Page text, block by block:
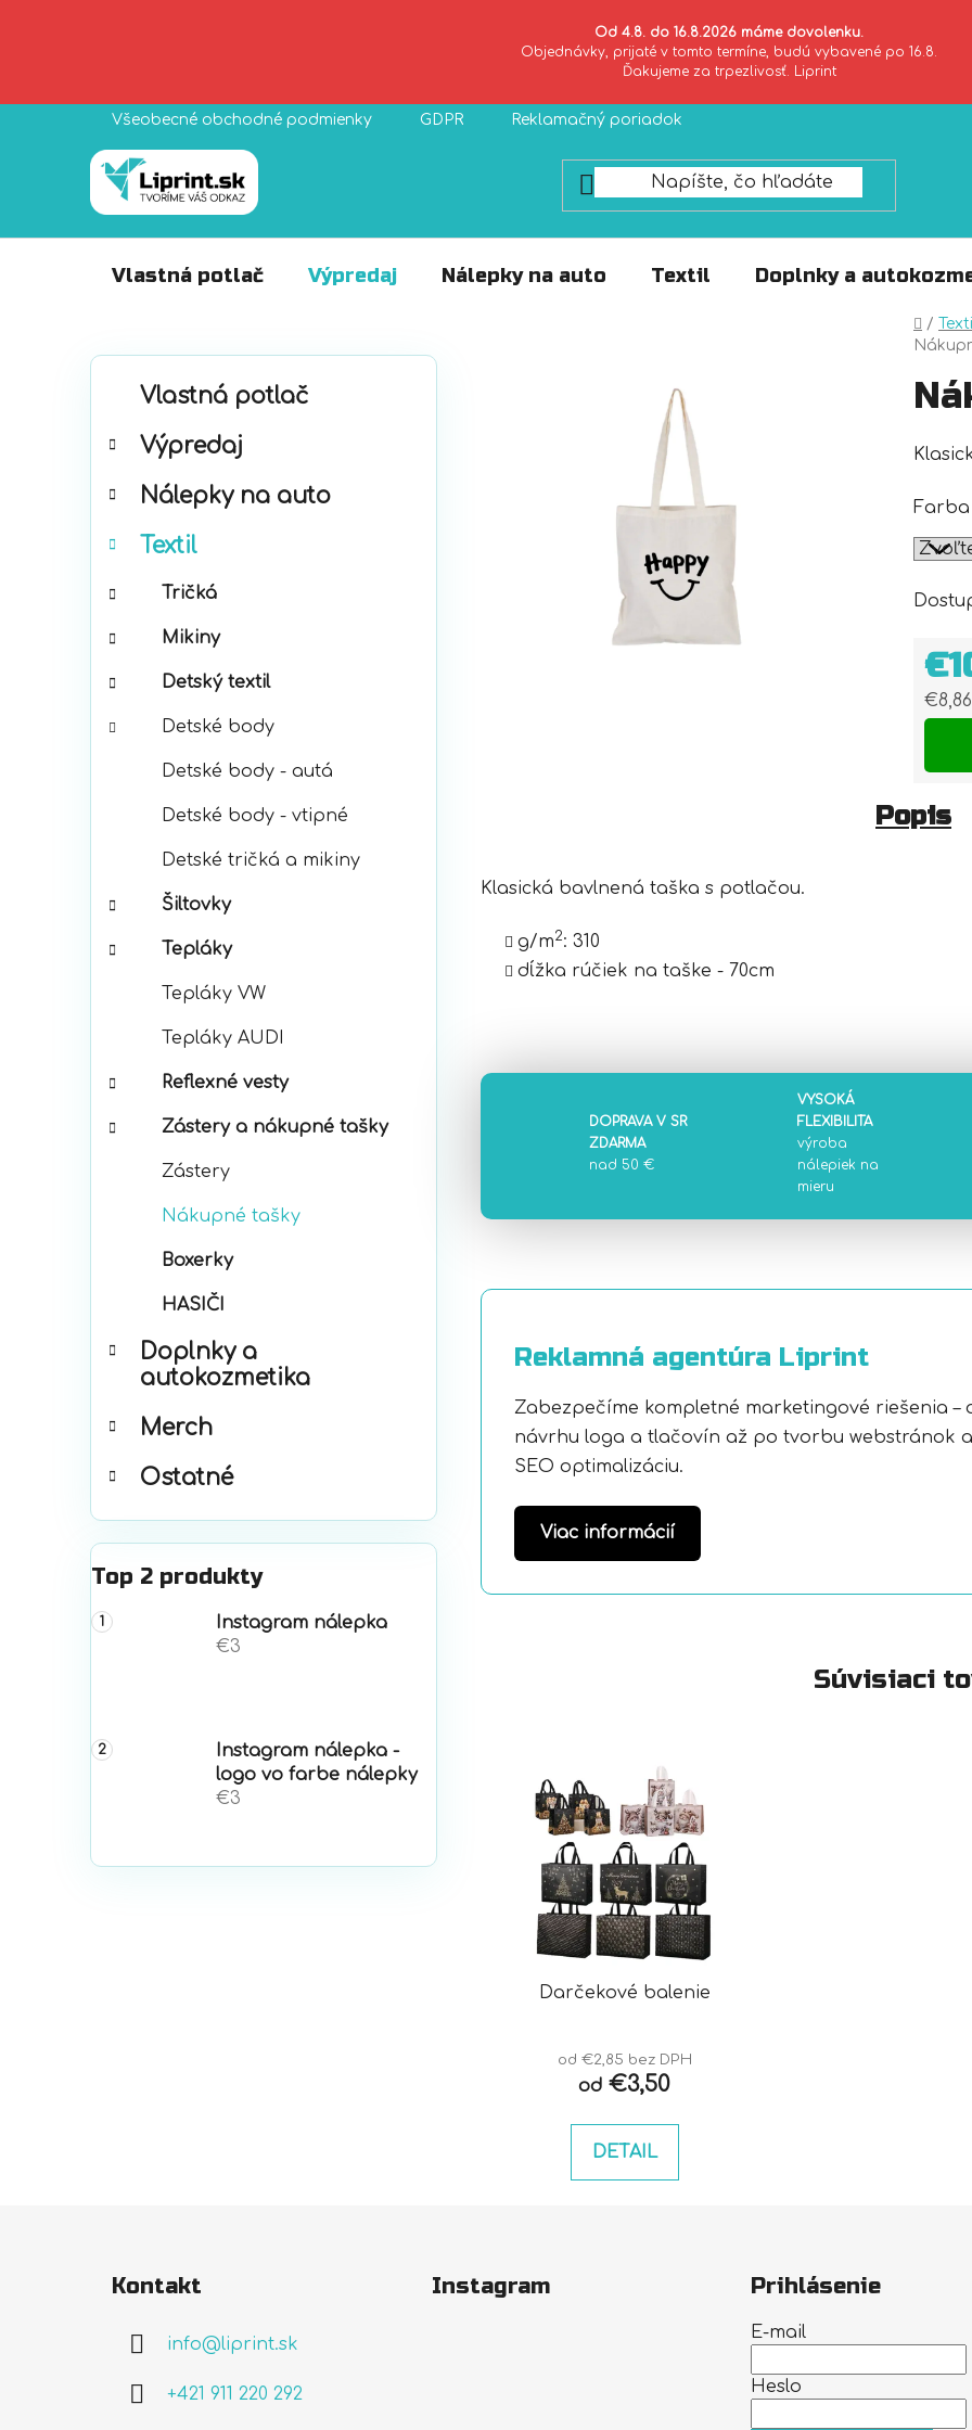
Od 4.8. do 16.8.2026 máme dovolenku.
Objednávky, prijaté v tomto termíne, budú vybavené po 16.8.
Ďakujeme za trpezlivosť. Liprint
Všeobecné obchodné podmienky GDPR Reklamačný poriadok
Vlastná potlač Výpredaj Nálepky na auto Textil Doplnky a
/
B
Preskočiť
kategórie
e
ó
i
Vlastná potlač
Výpredaj
Nálepky na auto
Textil
Tričká
Mikiny
Detský textil
Detské body
Detské body - autá
Detské body - vtipné
Detské tričká a mikiny
Šiltovky
Tepláky
Tepláky VW
Tepláky AUDI
Reflexné vesty
Zástery a nákupné tašky
Zástery
Nákupné tašky
Boxerky
HASIČI
Doplnky a
autokozmetika
Merch
Ostatné
Top 2 produkty
Instagram nálepka
€3
Instagram nálepka -
logo vo farbe nálepky
€3
Farba
Popis
Klasická bavlnená taška s potlačou.
g/m2: 310
dĺžka rúčiek na taške - 70cm
DOPRAVA V SR
ZDARMA
nad 50 €
VYSOKÁ
FLEXIBILITA
výroba
nálepiek na
mieru
Reklamná agentúra Liprint
Zabezpečíme kompletné marketingové riešenia –
návrhu loga a tlačovín až po tvorbu webstránok a
SEO optimalizáciu.
Viac informácií
Súvisiaci
Darčekové balenie
od €2,85 bez DPH
od €3,50
DETAIL
Kontakt
info@liprint.sk
+421 911 220 292
Instagram Prihlásenie
E-mail
Heslo